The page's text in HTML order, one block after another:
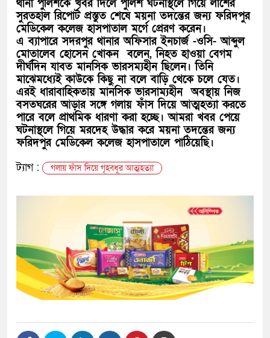
থানা পুলিশকে খবর দিলে পুলিশ ঘটনাস্থলে গিয়ে লাশের
সুরতহাল রিপোর্ট প্রস্তুত শেষে ময়না তদন্তের জন্য ফরিদপুর
মেডিকেল কলেজ হাসপাতাল মর্গে প্রেরণ করেন।
এ ব্যাপারে সদরপুর থানার অফিসার ইনচার্জ -ওসি- আব্দুল
মোতালেব হোসেন খোকন বলেন, নিহত হাওয়া বেগম
দীর্ঘদিন যাবত মানসিক ভারসম্যহীন ছিলেন। তিনি
মাঝেমধ্যেই কাউকে কিছু না বলে বাড়ি থেকে চলে যেত।
এরই ধারাবাহিকতায় মানসিক ভারসাম্যহীন অবস্থায় নিজ
বসতঘরের আড়ার সঙ্গে গলায় ফাঁস দিয়ে আত্মহত্যা করতে
পারে বলে প্রাথমিক ধারণা করা হচ্ছে। আমরা খবর পেয়ে
ঘটনাস্থলে গিয়ে মরদেহ উদ্ধার করে ময়না তদন্তের জন্য
ফরিদপুর মেডিকেল কলেজ হাসপাতালে পাঠিয়েছি।
ট্যাগ :
গলায় ফাঁস দিয়ে গৃহবধূর আত্মহত্যা